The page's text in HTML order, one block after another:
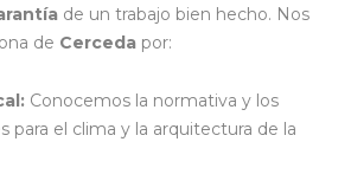
de un trabajo bien hecho. Nos
de Cerceda por:
Conocemos la normativa y los
para el clima y la arquitectura de la